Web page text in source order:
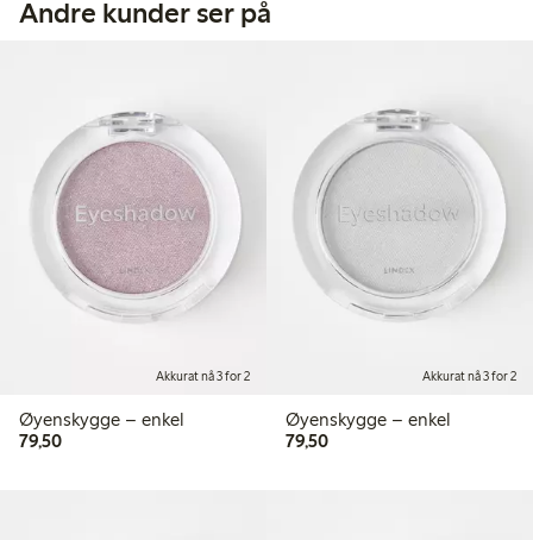
Andre kunder ser på
Akkurat nå 3 for 2
Øyenskygge – enkel
79,5079,50 kr
Akkurat nå 3 for 2
Øyenskygge – enkel
79,5079,50 kr